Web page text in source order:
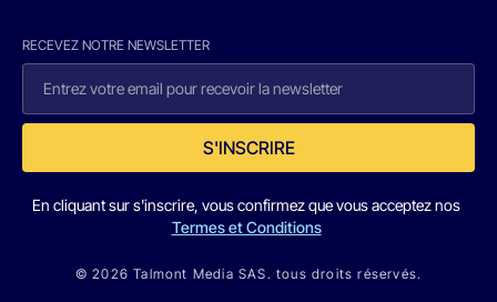
RECEVEZ NOTRE NEWSLETTER
S'INSCRIRE
En cliquant sur s'inscrire, vous confirmez que vous acceptez nos
Termes et Conditions
© 2026 Talmont Media SAS. tous droits réservés.